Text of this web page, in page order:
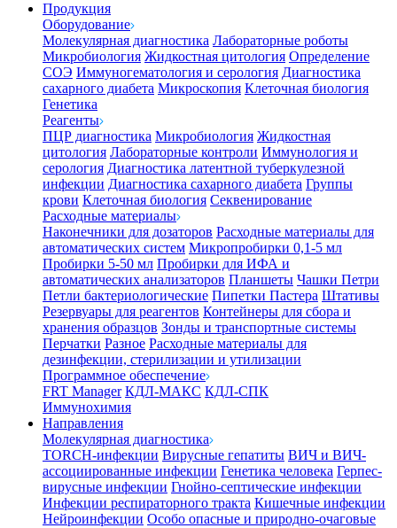
Продукция
Оборудование
Молекулярная диагностика Лабораторные роботы
Микробиология Жидкостная цитология Определение
СОЭ Иммуногематология и серология Диагностика
сахарного диабета Микроскопия Клеточная биология
Генетика
Реагенты
ПЦР диагностика Микробиология Жидкостная
цитология Лабораторные контроли Иммунология и
серология Диагностика латентной туберкулезной
инфекции Диагностика сахарного диабета Группы
крови Клеточная биология Секвенирование
Расходные материалы
Наконечники для дозаторов Расходные материалы для
автоматических систем Микропробирки 0,1-5 мл
Пробирки 5-50 мл Пробирки для ИФА и
автоматических анализаторов Планшеты Чашки Петри
Петли бактериологические Пипетки Пастера Штативы
Резервуары для реагентов Контейнеры для сбора и
хранения образцов Зонды и транспортные системы
Перчатки Разное Расходные материалы для
дезинфекции, стерилизации и утилизации
Программное обеспечение
FRT Manager КДЛ-МАКС КДЛ-СПК
Иммунохимия
Направления
Молекулярная диагностика
TORCH-инфекции Вирусные гепатиты ВИЧ и ВИЧ-
ассоциированные инфекции Генетика человека Герпес-
вирусные инфекции Гнойно-септические инфекции
Инфекции респираторного тракта Кишечные инфекции
Нейроинфекции Особо опасные и природно-очаговые